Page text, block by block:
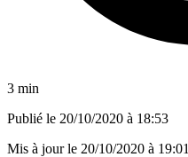
3 min
Publié le 20/10/2020 à 18:53
Mis à jour le 20/10/2020 à 19:01